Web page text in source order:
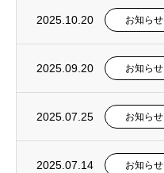
2025.10.20 お知らせ
2025.09.20 お知らせ
2025.07.25 お知らせ
2025.07.14 お知らせ